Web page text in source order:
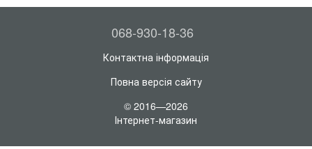
068-930-18-36
Контактна інформація
Повна версія сайту
© 2016—2026
Інтернет-магазин